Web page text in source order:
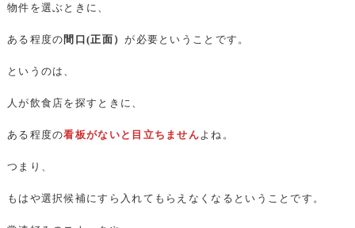
物件を選ぶときに、
ある程度の 間口(正面）が必要ということです。
というのは、
人が飲食店を探すときに、
ある程度の看板がないと目立ちません よね。
つまり、
もはや選択候補にすら入れてもらえなくなるということです。